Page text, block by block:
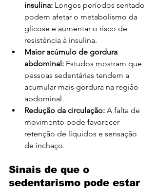
insulina: Longos períodos sentado
podem afetar o metabolismo da
glicose e aumentar o risco de
resistência à insulina.
Maior acúmulo de gordura
abdominal: Estudos mostram que
pessoas sedentárias tendem a
acumular mais gordura na região
abdominal.
Redução da circulação: A falta de
movimento pode favorecer
retenção de líquidos e sensação
de inchaço.
Sinais de que o
sedentarismo pode estar